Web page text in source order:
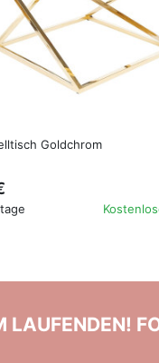
Goldchrom
LAUFENDEN!